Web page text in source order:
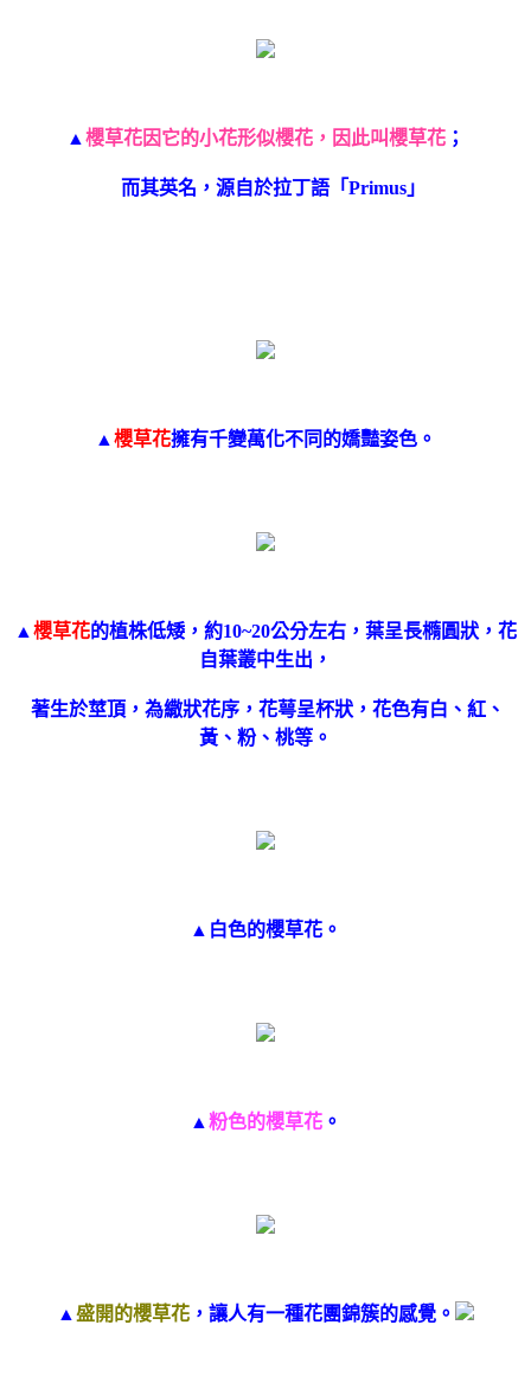
▲ 櫻草花因它的小花形似櫻花，因此叫櫻草花 ；
而其英名，源自於拉丁語「Primus」
▲ 櫻草花擁有千變萬化不同的嬌豔姿色。
▲ 櫻草花的植株低矮，約10~20公分左右，葉呈長橢圓狀，花
自葉叢中生出，
著生於莖頂，為繖狀花序，花萼呈杯狀，花色有白、紅、
黃、粉、桃等。
▲白色的櫻草花。
▲ 粉色的櫻草花 。
▲ 盛開的櫻草花 ，讓人有一種花團錦簇的感覺。